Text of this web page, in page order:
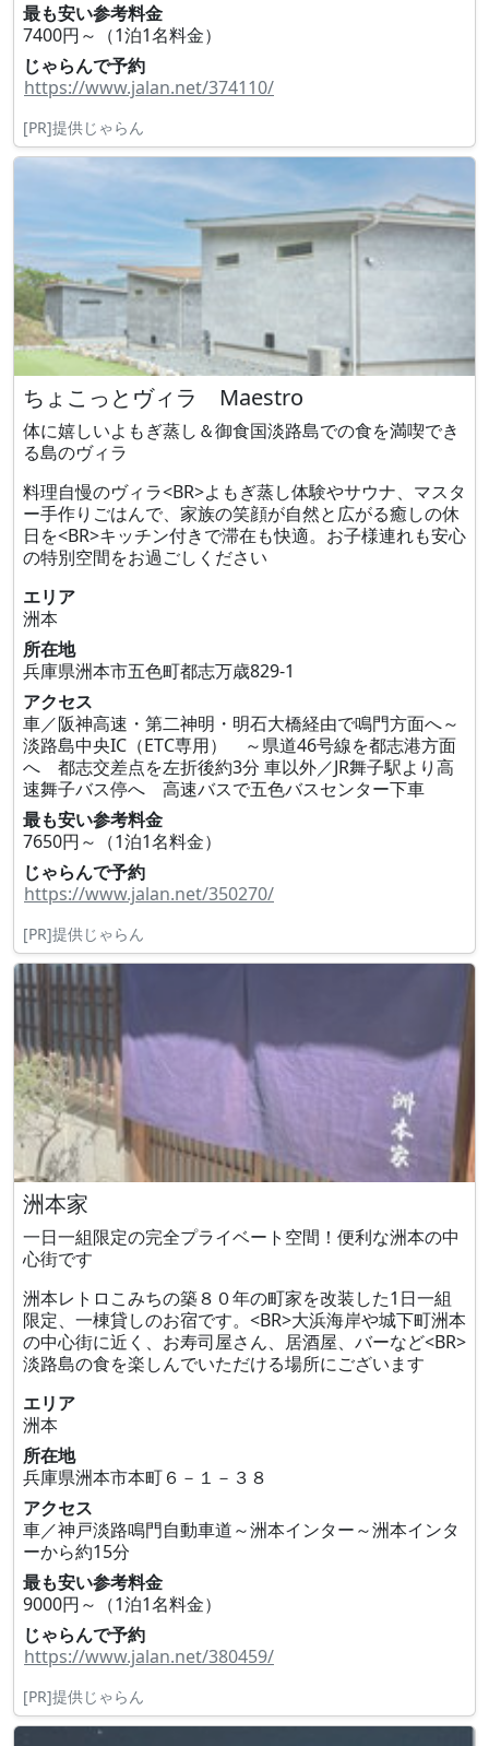
最も安い参考料金
7400円～（1泊1名料金）
じゃらんで予約
https://www.jalan.net/374110/
[PR]提供じゃらん
ちょこっとヴィラ Maestro
体に嬉しいよもぎ蒸し＆御食国淡路島での食を満喫でき
る島のヴィラ
料理自慢のヴィラ<BR>よもぎ蒸し体験やサウナ、マスタ
ー手作りごはんで、家族の笑顔が自然と広がる癒しの休
日を<BR>キッチン付きで滞在も快適。お子様連れも安心
の特別空間をお過ごしください
エリア
洲本
所在地
兵庫県洲本市五色町都志万歳829‐1
アクセス
車／阪神高速・第二神明・明石大橋経由で鳴門方面へ～
淡路島中央IC（ETC専用） ～県道46号線を都志港方面
へ 都志交差点を左折後約3分 車以外／JR舞子駅より高
速舞子バス停へ 高速バスで五色バスセンター下車
最も安い参考料金
7650円～（1泊1名料金）
じゃらんで予約
https://www.jalan.net/350270/
[PR]提供じゃらん
洲本家
一日一組限定の完全プライベート空間！便利な洲本の中
心街です
洲本レトロこみちの築８０年の町家を改装した1日一組
限定、一棟貸しのお宿です。<BR>大浜海岸や城下町洲本
の中心街に近く、お寿司屋さん、居酒屋、バーなど<BR>
淡路島の食を楽しんでいただける場所にございます
エリア
洲本
所在地
兵庫県洲本市本町６－１－３８
アクセス
車／神戸淡路鳴門自動車道～洲本インター～洲本インタ
ーから約15分
最も安い参考料金
9000円～（1泊1名料金）
じゃらんで予約
https://www.jalan.net/380459/
[PR]提供じゃらん